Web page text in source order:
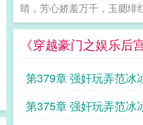
睛，芳心娇羞万千，玉腮绯
《穿越豪门之娱乐后
第379章 强奸玩弄范冰
第375章 强奸玩弄范冰